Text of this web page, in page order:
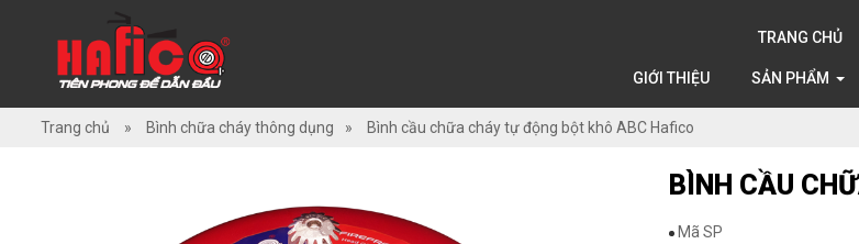
TRANG CHỦ
GIỚI THIỆU SẢN PHẨM
TRANG
Trang chủ » Bình chữa cháy thông dụng » Bình cầu chữa cháy tự động bột khô ABC Hafico
BÌNH CẦU
Mã SP